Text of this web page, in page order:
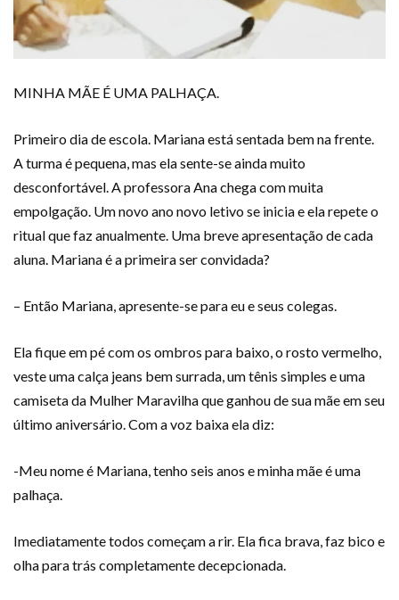
MINHA MÃE É UMA PALHAÇA.
Primeiro dia de escola. Mariana está sentada bem na frente.
A turma é pequena, mas ela sente-se ainda muito
desconfortável. A professora Ana chega com muita
empolgação. Um novo ano novo letivo se inicia e ela repete o
ritual que faz anualmente. Uma breve apresentação de cada
aluna. Mariana é a primeira ser convidada?
– Então Mariana, apresente-se para eu e seus colegas.
Ela fique em pé com os ombros para baixo, o rosto vermelho,
veste uma calça jeans bem surrada, um tênis simples e uma
camiseta da Mulher Maravilha que ganhou de sua mãe em seu
último aniversário. Com a voz baixa ela diz:
-Meu nome é Mariana, tenho seis anos e minha mãe é uma
palhaça.
Imediatamente todos começam a rir. Ela fica brava, faz bico e
olha para trás completamente decepcionada.